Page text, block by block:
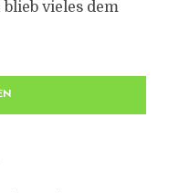
vieles dem